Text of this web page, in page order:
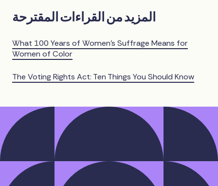
المزيد من القراءات المقترحة
What 100 Years of Women's Suffrage Means for
Women of Color
The Voting Rights Act: Ten Things You Should Know